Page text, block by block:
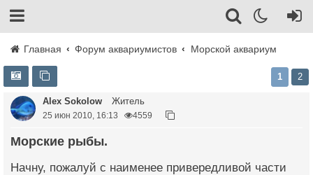
Главная Форум аквариумистов Морской аквариум
1 2
Alex Sokolow Житель
25 июн 2010, 16:13 4559
Морские рыбы.
Начну, пожалуй с наименее привередливой части